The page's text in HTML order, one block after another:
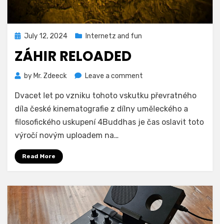
Posted
July 12, 2024 Internetz and fun
ZÁHIR RELOADED
by Mr. Zdeeck Leave a comment
Reloaded
Dvacet let po vzniku tohoto vskutku převratného
díla české kinematografie z dílny uměleckého a
filosofického uskupení 4Buddhas je čas oslavit toto
výročí novým uploadem na…
Read More